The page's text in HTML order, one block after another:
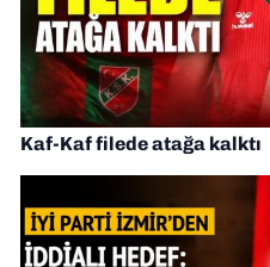
Kaf-Kaf filede atağa kalktı